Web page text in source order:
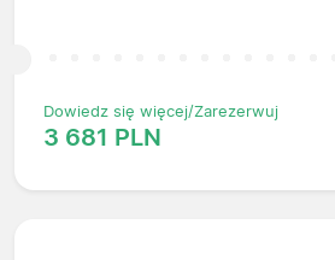
Dowiedz się więcej/Zarezerwuj
3 681 PLN